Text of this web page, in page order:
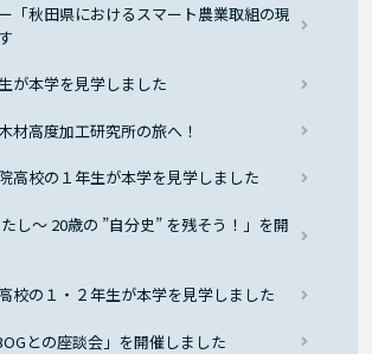
「秋田県におけるスマート農業取組の現
が本学を見学しました
材高度加工研究所の旅へ！
高校の１年生が本学を見学しました
たし～ 20歳の ”自分史” を残そう！」を開
校の１・２年生が本学を見学しました
との座談会」を開催しました